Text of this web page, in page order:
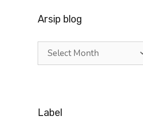
Arsip blog
Arsip
blog
Label